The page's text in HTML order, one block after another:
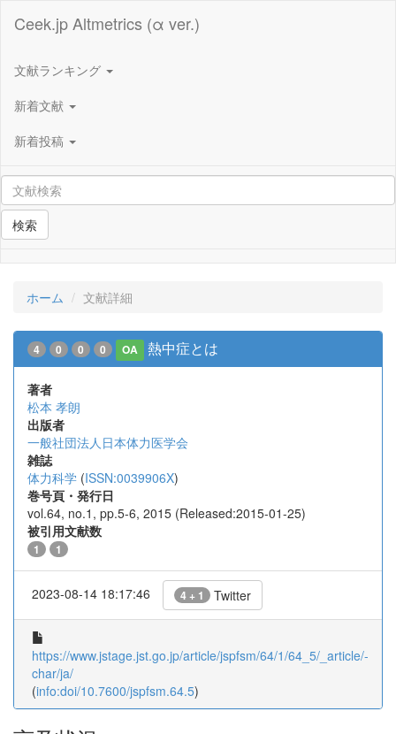
Ceek.jp Altmetrics (α ver.)
文献ランキング
新着文献
新着投稿
検索
ホーム 文献詳細
4 0 0 0 OA 熱中症とは
著者
松本 孝朗
出版者
一般社団法人日本体力医学会
雑誌
体力科学 (ISSN:0039906X)
巻号頁・発行日
vol.64, no.1, pp.5-6, 2015 (Released:2015-01-25)
被引用文献数
1 1
2023-08-14 18:17:46 4 + 1 Twitter
https://www.jstage.jst.go.jp/article/jspfsm/64/1/64_5/_article/-
char/ja/
(info:doi/10.7600/jspfsm.64.5)